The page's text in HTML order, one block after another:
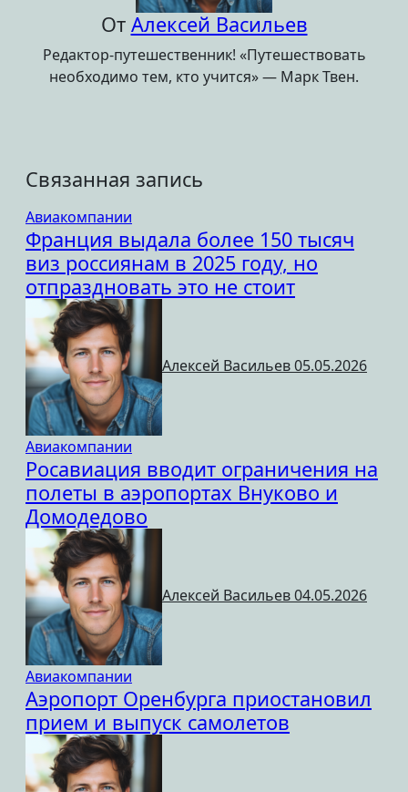
От Алексей Васильев
Редактор-путешественник! «Путешествовать
необходимо тем, кто учится» — Марк Твен.
Связанная запись
Авиакомпании
Франция выдала более 150 тысяч
виз россиянам в 2025 году, но
отпраздновать это не стоит
Алексей Васильев05.05.2026
Авиакомпании
Росавиация вводит ограничения на
полеты в аэропортах Внуково и
Домодедово
Алексей Васильев04.05.2026
Авиакомпании
Аэропорт Оренбурга приостановил
прием и выпуск самолетов